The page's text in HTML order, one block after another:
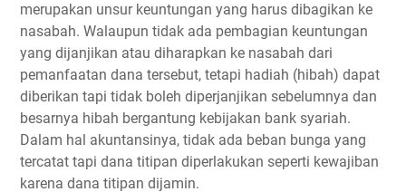
merupakan unsur keuntungan yang harus dibagikan ke
nasabah. Walaupun tidak ada pembagian keuntungan
yang dijanjikan atau diharapkan ke nasabah dari
pemanfaatan dana tersebut, tetapi hadiah (hibah) dapat
diberikan tapi tidak boleh diperjanjikan sebelumnya dan
besarnya hibah bergantung kebijakan bank syariah.
Dalam hal akuntansinya, tidak ada beban bunga yang
tercatat tapi dana titipan diperlakukan seperti kewajiban
karena dana titipan dijamin.